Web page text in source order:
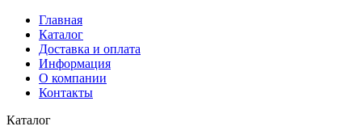
Главная
Каталог
Доставка и оплата
Информация
О компании
Контакты
Каталог